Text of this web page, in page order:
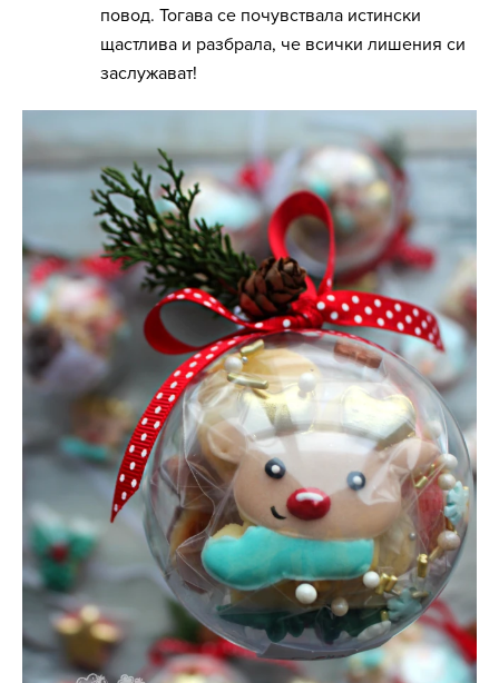
повод. Тогава се почувствала истински
щастлива и разбрала, че всички лишения си
заслужават!